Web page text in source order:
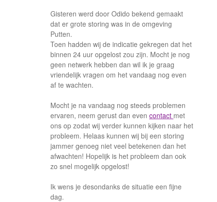
Gisteren werd door Odido bekend gemaakt
dat er grote storing was in de omgeving
Putten.
Toen hadden wij de indicatie gekregen dat het
binnen 24 uur opgelost zou zijn. Mocht je nog
geen netwerk hebben dan wil ik je graag
vriendelijk vragen om het vandaag nog even
af te wachten.
Mocht je na vandaag nog steeds problemen
ervaren, neem gerust dan even contact met
ons op zodat wij verder kunnen kijken naar het
probleem. Helaas kunnen wij bij een storing
jammer genoeg niet veel betekenen dan het
afwachten! Hopelijk is het probleem dan ook
zo snel mogelijk opgelost!
Ik wens je desondanks de situatie een fijne
dag.